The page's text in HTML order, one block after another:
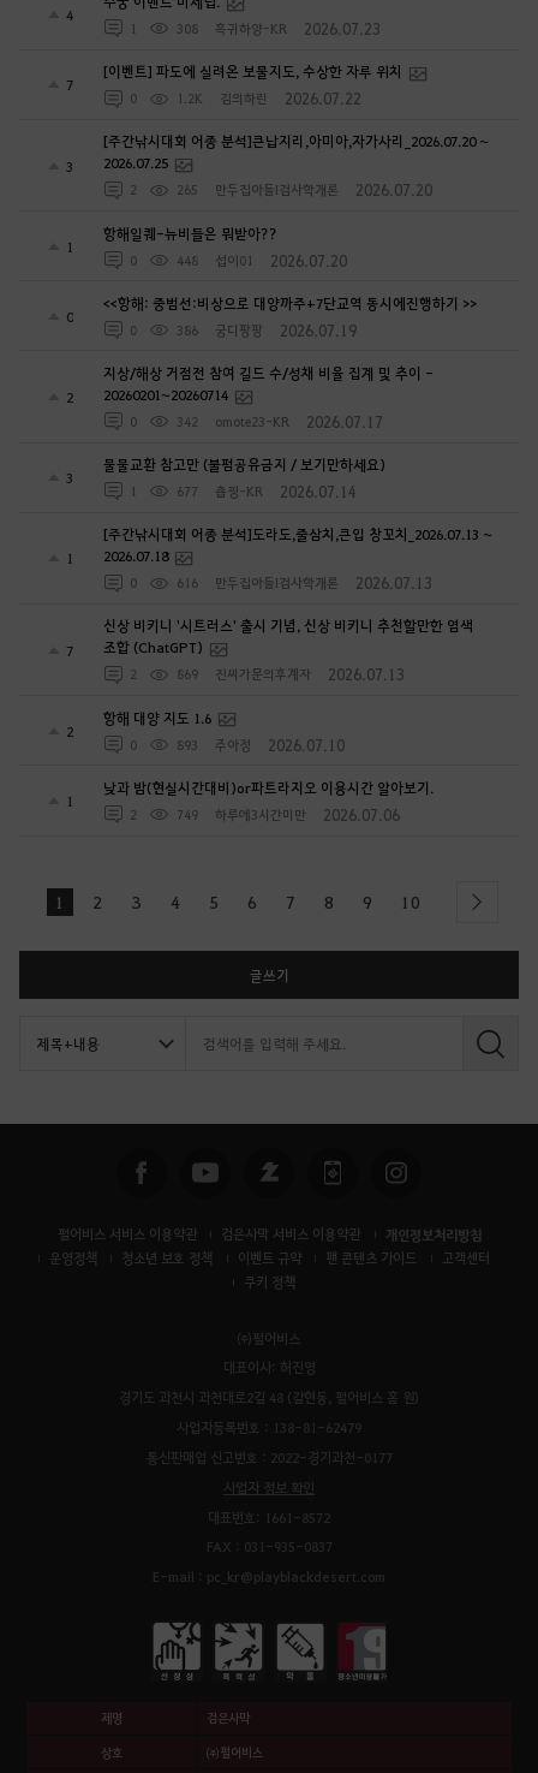
4
1 308 흑귀하양-KR 2026.07.23
7
[이벤트] 파도에 실려온 보물지도, 수상한 자루 위치
0 1.2K 김의하린 2026.07.22
3
[주간낚시대회 어종 분석]큰납지리,아미아,자가사리_2026.07.20 ~
2026.07.25
2 265 만두집아들I검사학개론 2026.07.20
1
항해일퀘-뉴비들은 뭐받아??
0 448 섭이01 2026.07.20
0
<<항해: 중범선:비상으로 대양까주+7단교역 동시에진행하기 >>
0 386 궁디팡팡 2026.07.19
2
지상/해상 거점전 참여 길드 수/성채 비율 집계 및 추이 -
20260201~20260714
0 342 omote23-KR 2026.07.17
3
물물교환 참고만 (불펌공유금지 / 보기만하세요)
1 677 춉찡-KR 2026.07.14
1
[주간낚시대회 어종 분석]도라도,줄삼치,큰입 창꼬치_2026.07.13 ~
2026.07.18
0 616 만두집아들I검사학개론 2026.07.13
7
신상 비키니 '시트러스' 출시 기념, 신상 비키니 추천할만한 염색
조합 (ChatGPT)
2 869 진씨가문의후계자 2026.07.13
2
항해 대양 지도 1.6
0 893 주아정 2026.07.10
1
낮과 밤(현실시간대비)or파트라지오 이용시간 알아보기.
2 749 하루에3시간미만 2026.07.06
1 2 3 4 5 6 7 8 9 10 next
글쓰기
검
펄어비스 서비스 이용약관 검은사막 서비스 이용약관 개인정보처리방침
운영정책 청소년 보호 정책 이벤트 규약 팬 콘텐츠 가이드
고객센터
쿠키 정책
㈜펄어비스
대표이사: 허진영
경기도 과천시 과천대로2길 48 (갈현동, 펄어비스 홈 원)
사업자등록번호 : 138-81-62479
통신판매업 신고번호 : 2022-경기과천-0177
사업자 정보 확인
대표번호: 1661-8572
FAX : 031-935-0837
E-mail : pc_kr@playblackdesert.com
제명 검은사막
상호 ㈜펄어비스